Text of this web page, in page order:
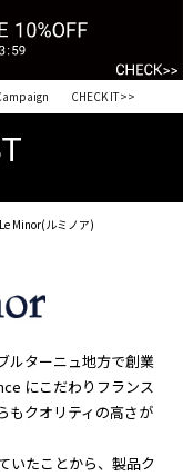
Campaign CHECK IT>>
Le Minor(ルミノア)
ルターニュ地方で創業
にこだわりフランス
もクオリティの高さが
いたことから、製品ク